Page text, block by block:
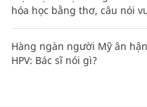
hóa học bằng thơ, câu nói
Hàng ngàn người Mỹ ân
HPV: Bác sĩ nói gì?